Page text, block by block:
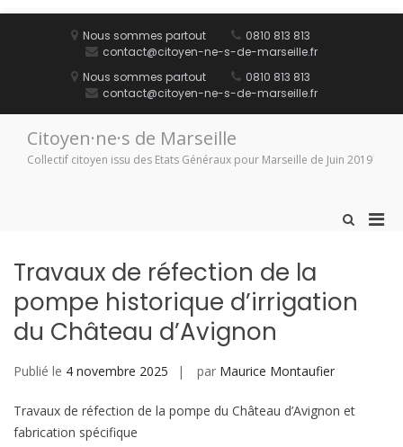
Nous sommes partout
0810 813 813
contact@citoyen-ne-s-de-marseille.fr
Nous sommes partout
0810 813 813
contact@citoyen-ne-s-de-marseille.fr
Citoyen·ne·s de Marseille
Collectif citoyen issu des Etats Généraux pour Marseille de Juin 2019
Afficher
Travaux de réfection de la
pompe historique d’irrigation
du Château d’Avignon
Publié le 4 novembre 2025 par Maurice Montaufier
Travaux de réfection de la pompe du Château d’Avignon et
fabrication spécifique